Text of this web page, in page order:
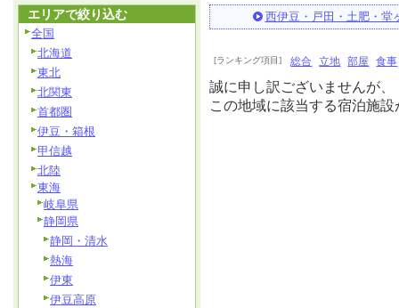
西伊豆・戸田・土肥・堂
[ランキング項目] 総合 立地 部屋 食事
誠に申し訳ございませんが、
この地域に該当する宿泊施
エリアで絞り込む
全国
北海道
東北
北関東
首都圏
伊豆・箱根
甲信越
北陸
東海
岐阜県
静岡県
静岡・清水
熱海
伊東
伊豆高原